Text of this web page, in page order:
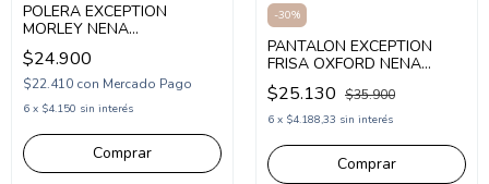
POLERA EXCEPTION
MORLEY NENA
(EX26MBT01)
$24.900
$22.410 con Mercado Pago
6 x $4.150 sin interés
Comprar
-30%
PANTALON EXCEPTION
FRISA OXFORD NENA
(EX26MPK98)
$25.130 $35.900
6 x $4.188,33 sin interés
Comprar